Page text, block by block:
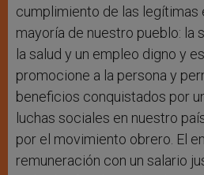
cumplimiento de las legítimas
mayoría de nuestro pueblo: la
la salud y un empleo digno y
promocione a la persona y
beneficios conquistados por
luchas sociales en nuestro
por el movimiento obrero. El
remuneración con un salario